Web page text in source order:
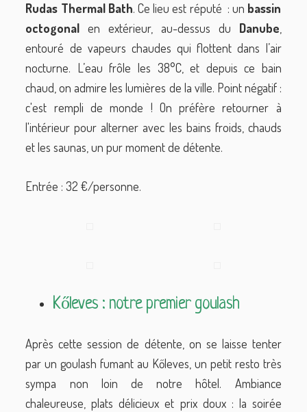
Rudas Thermal Bath. Ce lieu est réputé : un bassin
octogonal en extérieur, au-dessus du Danube
entouré de vapeurs chaudes qui flottent dans l’air
nocturne. L’eau frôle les 38°C, et depuis ce bain
chaud, on admire les lumières de la ville. Point négatif :
c'est rempli de monde ! On préfère retourner à
l'intérieur pour alterner avec les bains froids, chauds
et les saunas, un pur moment de détente.
Entrée : 32 €/personne.
Kőleves : notre premier goulash
Après cette session de détente, on se laisse tenter
par un goulash fumant au Kőleves, un petit resto très
sympa non loin de notre hôtel. Ambiance
chaleureuse, plats délicieux et prix doux : la soirée